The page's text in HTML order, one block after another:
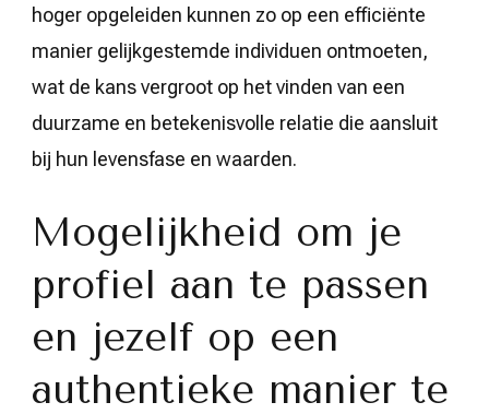
hoger opgeleiden kunnen zo op een efficiënte
manier gelijkgestemde individuen ontmoeten,
wat de kans vergroot op het vinden van een
duurzame en betekenisvolle relatie die aansluit
bij hun levensfase en waarden.
Mogelijkheid om je
profiel aan te passen
en jezelf op een
authentieke manier te